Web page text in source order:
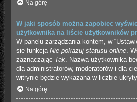
Na górę
W jaki sposób można zapobiec
użytkownika na liście użytkowników
W panelu zarządzania kontem, w
się funkcja Nie pokazuj statusu online.
zaznaczając Tak. Nazwa użytkownika
dla administratorów, moderatorów i dla
witrynie będzie wykazana w liczbie
Na górę